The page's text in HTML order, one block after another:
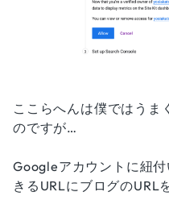
ここらへんは僕ではうま
のですが…
Googleアカウントに紐
きるURLにブログのURL